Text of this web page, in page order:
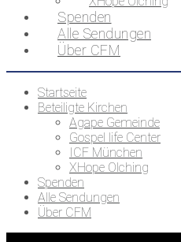
Spenden
Alle Sendungen
Über CFM
Startseite
Beteiligte Kirchen
Agape Gemeinde
Gospel life Center
ICF München
XHope Olching
Spenden
Alle Sendungen
Über CFM